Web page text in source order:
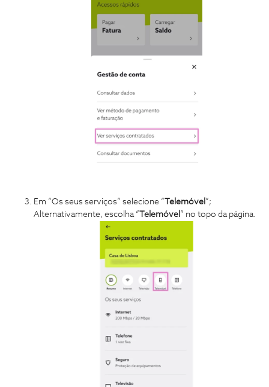
Em “Os seus serviços” selecione “ Telemóvel ”;
Alternativamente, escolha “ Telemóvel ” no topo da página.